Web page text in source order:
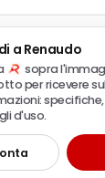
a Renaudo
sopra
per ricevere
d'uso.